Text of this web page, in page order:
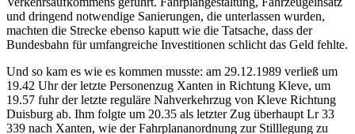
und dringend notwendige Sanierungen, die unterlassen wurden,
machten die Strecke ebenso kaputt wie die Tatsache, dass der
Bundesbahn für umfangreiche Investitionen schlicht das Geld fehlte.
Und so kam es wie es kommen musste: am 29.12.1989 verließ um
19.42 Uhr der letzte Personenzug Xanten in Richtung Kleve, um
19.57 fuhr der letzte reguläre Nahverkehrzug von Kleve Richtung
Duisburg ab. Ihm folgte um 20.35 als letzter Zug überhaupt Lr 33
339 nach Xanten, wie der Fahrplananordnung zur Stilllegung zu